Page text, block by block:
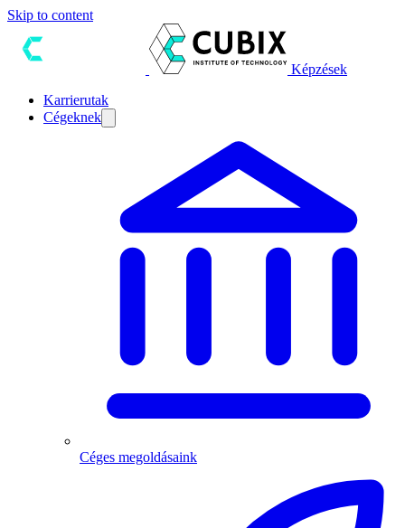
Skip to content
Képzések
Karrierutak
Cégeknek
Céges megoldásaink